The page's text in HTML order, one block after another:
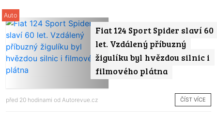
Fiat 124 Sport Spider slaví 60
let. Vzdálený příbuzný
žigulíku byl hvězdou silnic i
filmového plátna
Auto
před 20 hodinami od Autorevue.cz ČÍST VÍCE